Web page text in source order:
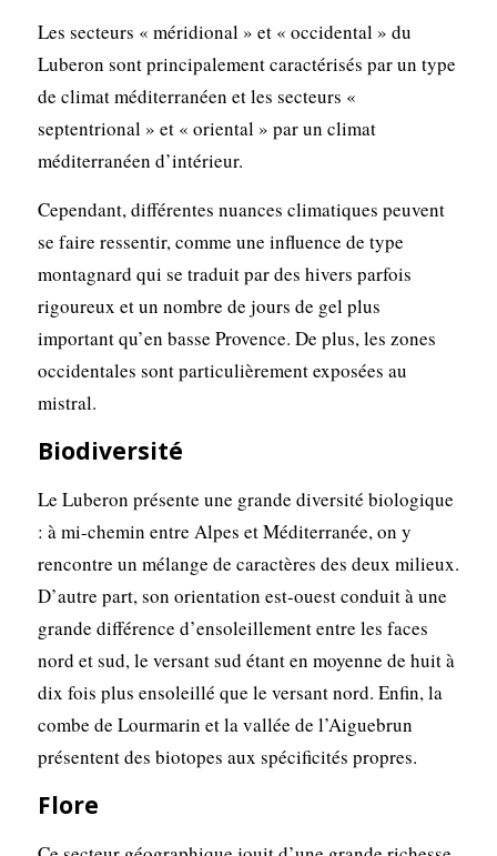
Les secteurs « méridional » et « occidental » du
Luberon sont principalement caractérisés par un type
de climat méditerranéen et les secteurs «
septentrional » et « oriental » par un climat
méditerranéen d’intérieur.
Cependant, différentes nuances climatiques peuvent
se faire ressentir, comme une influence de type
montagnard qui se traduit par des hivers parfois
rigoureux et un nombre de jours de gel plus
important qu’en basse Provence. De plus, les zones
occidentales sont particulièrement exposées au
mistral.
Biodiversité
Le Luberon présente une grande diversité biologique
: à mi-chemin entre Alpes et Méditerranée, on y
rencontre un mélange de caractères des deux milieux.
D’autre part, son orientation est-ouest conduit à une
grande différence d’ensoleillement entre les faces
nord et sud, le versant sud étant en moyenne de huit à
dix fois plus ensoleillé que le versant nord. Enfin, la
combe de Lourmarin et la vallée de l’Aiguebrun
présentent des biotopes aux spécificités propres.
Flore